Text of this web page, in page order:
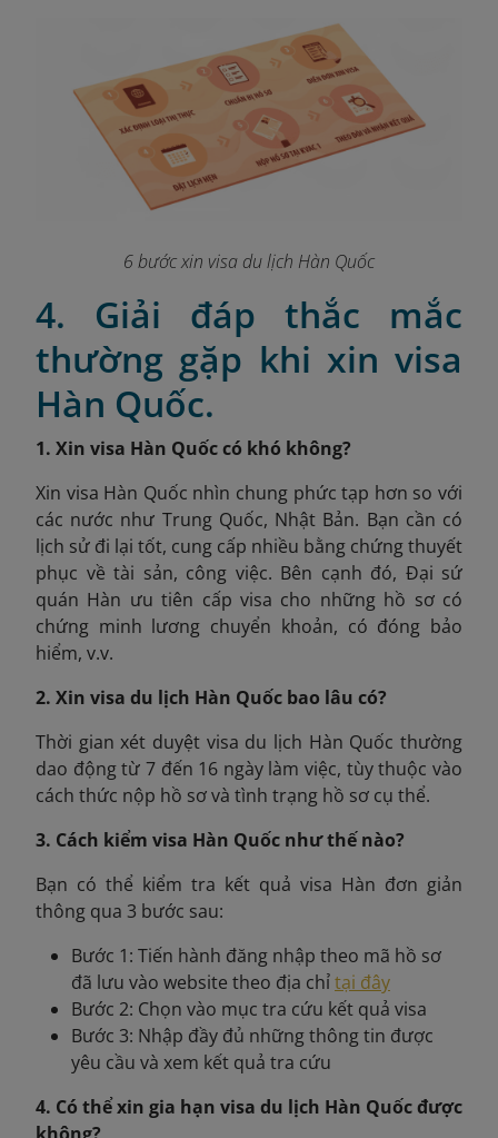
6 bước xin visa du lịch Hàn Quốc
4. Giải đáp thắc mắc
thường gặp khi xin visa
Hàn Quốc.
1. Xin visa Hàn Quốc có khó không?
Xin visa Hàn Quốc nhìn chung phức tạp hơn so với
các nước như Trung Quốc, Nhật Bản. Bạn cần có
lịch sử đi lại tốt, cung cấp nhiều bằng chứng thuyết
phục về tài sản, công việc. Bên cạnh đó, Đại sứ
quán Hàn ưu tiên cấp visa cho những hồ sơ có
chứng minh lương chuyển khoản, có đóng bảo
hiểm, v.v.
2. Xin visa du lịch Hàn Quốc bao lâu có?
Thời gian xét duyệt visa du lịch Hàn Quốc thường
dao động từ 7 đến 16 ngày làm việc, tùy thuộc vào
cách thức nộp hồ sơ và tình trạng hồ sơ cụ thể.
3. Cách kiểm visa Hàn Quốc như thế nào?
Bạn có thể kiểm tra kết quả visa Hàn đơn giản
thông qua 3 bước sau:
Bước 1: Tiến hành đăng nhập theo mã hồ sơ
đã lưu vào website theo địa chỉtại đây
Bước 2: Chọn vào mục tra cứu kết quả visa
Bước 3: Nhập đầy đủ những thông tin được
yêu cầu và xem kết quả tra cứu
4. Có thể xin gia hạn visa du lịch Hàn Quốc được